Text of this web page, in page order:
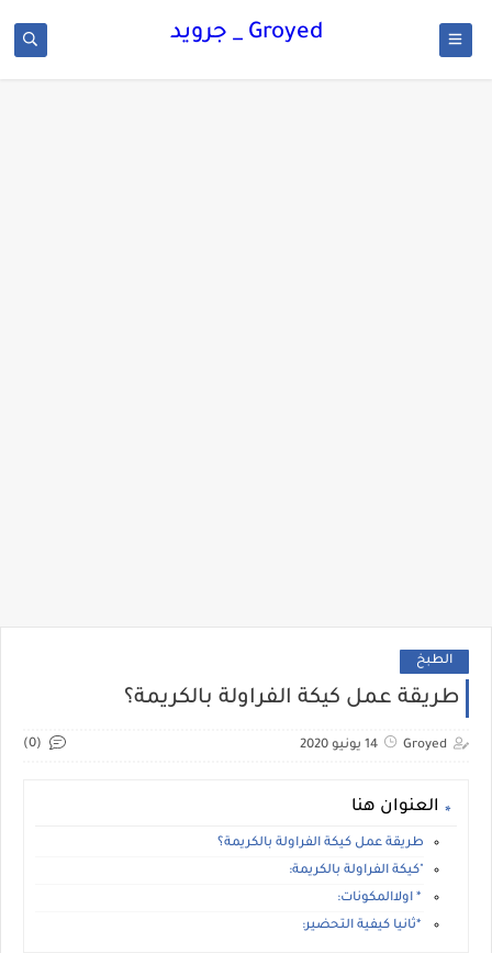
Groyed _ جرويد
الطبخ
طريقة عمل كيكة الفراولة بالكريمة؟
Groyed 14 يونيو 2020 (0)
العنوان هنا
طريقة عمل كيكة الفراولة بالكريمة؟
"كيكة الفراولة بالكريمة:
* اولاالمكونات:
*ثانيا كيفية التحضير: